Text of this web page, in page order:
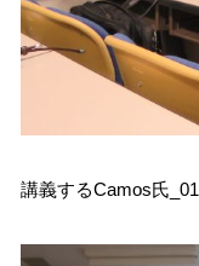
講義するCamos氏_01